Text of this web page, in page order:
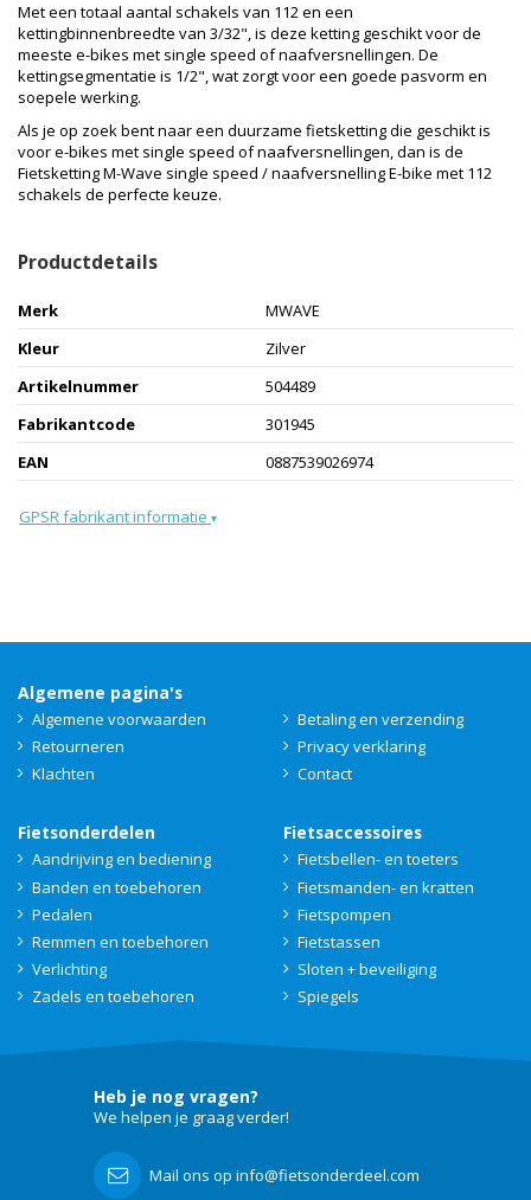
Met een totaal aantal schakels van 112 en een
kettingbinnenbreedte van 3/32", is deze ketting geschikt voor de
meeste e-bikes met single speed of naafversnellingen. De
kettingsegmentatie is 1/2", wat zorgt voor een goede pasvorm en
soepele werking.
Als je op zoek bent naar een duurzame fietsketting die geschikt is
voor e-bikes met single speed of naafversnellingen, dan is de
Fietsketting M-Wave single speed / naafversnelling E-bike met 112
schakels de perfecte keuze.
Productdetails
Merk
MWAVE
Kleur
Zilver
Artikelnummer
504489
Fabrikantcode
301945
EAN
0887539026974
GPSR fabrikant informatie ▾
Algemene pagina's
Algemene voorwaarden
Betaling en verzending
Retourneren
Privacy verklaring
Klachten
Contact
Fietsonderdelen
Aandrijving en bediening
Banden en toebehoren
Pedalen
Remmen en toebehoren
Verlichting
Zadels en toebehoren
Fietsaccessoires
Fietsbellen- en toeters
Fietsmanden- en kratten
Fietspompen
Fietstassen
Sloten + beveiliging
Spiegels
Heb je nog vragen?
We helpen je graag verder!
Mail ons op info@fietsonderdeel.com